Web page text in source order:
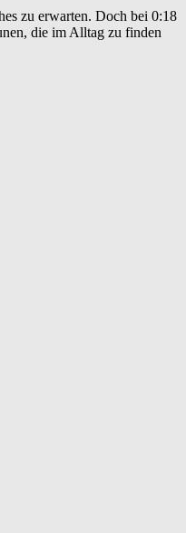
zu erwarten. Doch bei 0:18
die im Alltag zu finden